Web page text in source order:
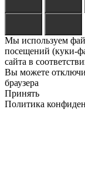
Мы используем
посещений (куки-
сайта в
Вы можете
браузера
Принять
Политика